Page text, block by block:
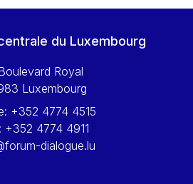
du Luxembourg
Royal
Luxembourg
+352 4774 4515
+352 4774 4911
dialogue.lu